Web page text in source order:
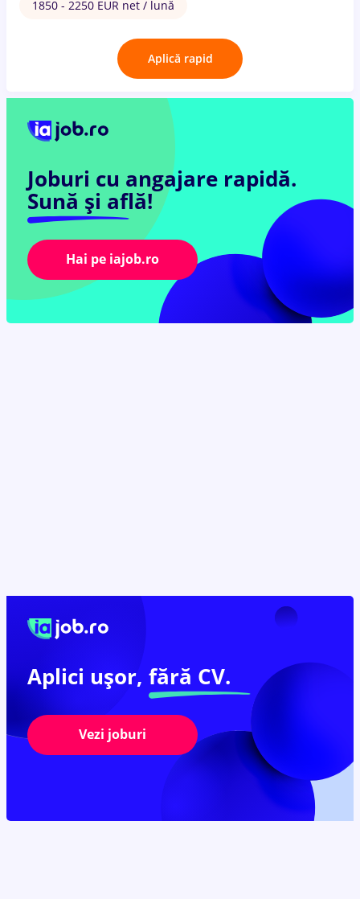
1850 - 2250 EUR net / lună
Aplică rapid
Joburi cu angajare rapidă.
Sună și află!
Hai pe iajob.ro
Aplici ușor, fără CV.
Vezi joburi